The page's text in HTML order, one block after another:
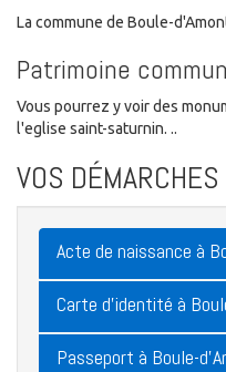
La commune de Boule-
Patrimoine
Vous pourrez y voir des
l'eglise saint-saturnin. ..
VOS DÉMARCHES
Acte de naissance à
Carte d'identité à
Passeport à Boule-